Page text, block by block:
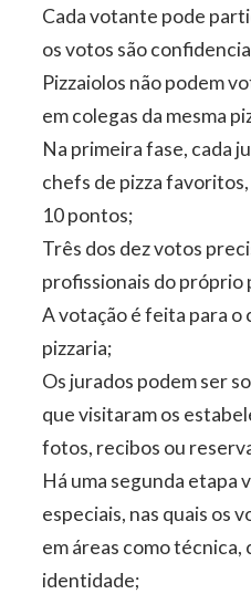
Cada votante pode
os votos são
Pizzaiolos não podem
em colegas da mesma
Na primeira fase, cada
chefs de pizza
10 pontos;
Três dos dez votos
profissionais do próprio
A votação é feita para o
pizzaria;
Os jurados podem ser
que visitaram os
fotos, recibos ou
Há uma segunda etapa
especiais, nas quais os
em áreas como técnica,
identidade;